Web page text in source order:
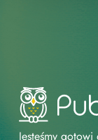
Jesteśmy